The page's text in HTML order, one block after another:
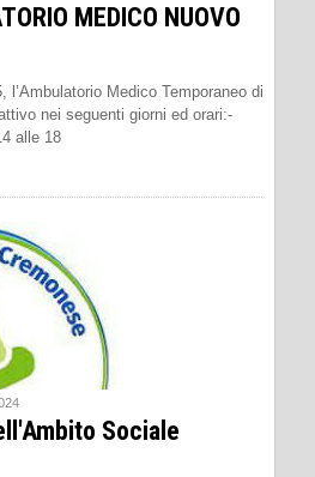
MEDICO NUOVO
l’Ambulatorio Medico Temporaneo di
nei seguenti giorni ed orari:-
alle 18
Sociale